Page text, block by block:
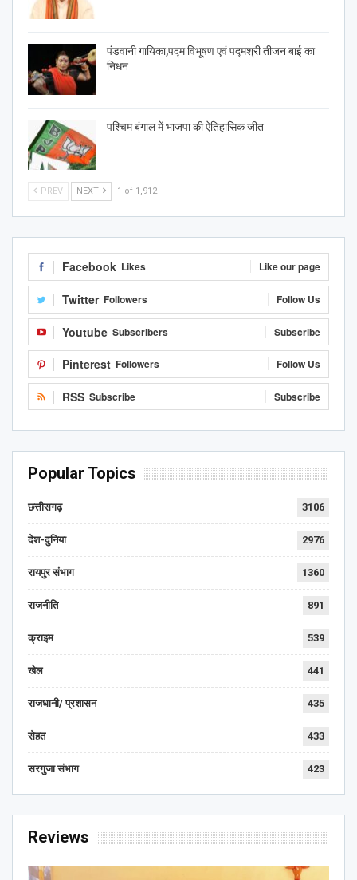
पंडवानी गायिका,पद्म विभूषण एवं पद्मश्री तीजन बाई का
निधन
पश्चिम बंगाल में भाजपा की ऐतिहासिक जीत
PREV NEXT 1 of 1,912
Facebook Likes Like our page
Twitter Followers Follow Us
Youtube Subscribers Subscribe
Pinterest Followers Follow Us
RSS Subscribe Subscribe
Popular Topics
छत्तीसगढ़ 3106
देश-दुनिया 2976
रायपुर संभाग 1360
राजनीति 891
क्राइम 539
खेल 441
राजधानी/ प्रशासन 435
सेहत 433
सरगुजा संभाग 423
Reviews